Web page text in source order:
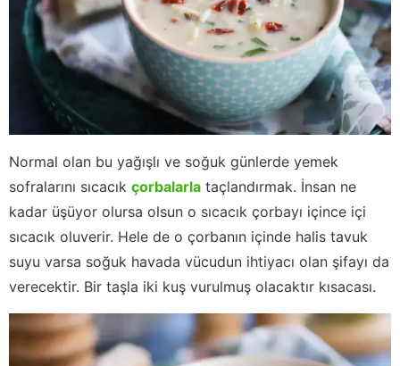
Normal olan bu yağışlı ve soğuk günlerde yemek
sofralarını sıcacık çorbalarla taçlandırmak. İnsan ne
kadar üşüyor olursa olsun o sıcacık çorbayı içince içi
sıcacık oluverir. Hele de o çorbanın içinde halis tavuk
suyu varsa soğuk havada vücudun ihtiyacı olan şifayı da
verecektir. Bir taşla iki kuş vurulmuş olacaktır kısacası.